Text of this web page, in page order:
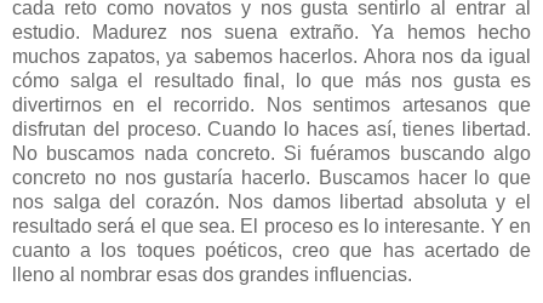
cada reto como novatos y nos gusta sentirlo al entrar al
estudio. Madurez nos suena extraño. Ya hemos hecho
muchos zapatos, ya sabemos hacerlos. Ahora nos da igual
cómo salga el resultado final, lo que más nos gusta es
divertirnos en el recorrido. Nos sentimos artesanos que
disfrutan del proceso. Cuando lo haces así, tienes libertad.
No buscamos nada concreto. Si fuéramos buscando algo
concreto no nos gustaría hacerlo. Buscamos hacer lo que
nos salga del corazón. Nos damos libertad absoluta y el
resultado será el que sea. El proceso es lo interesante. Y en
cuanto a los toques poéticos, creo que has acertado de
lleno al nombrar esas dos grandes influencias.